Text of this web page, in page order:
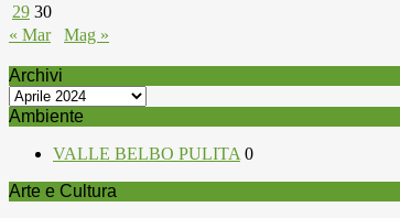
29 30
« Mar
Mag »
Archivi
Archivi
Ambiente
VALLE BELBO PULITA0
Arte e Cultura